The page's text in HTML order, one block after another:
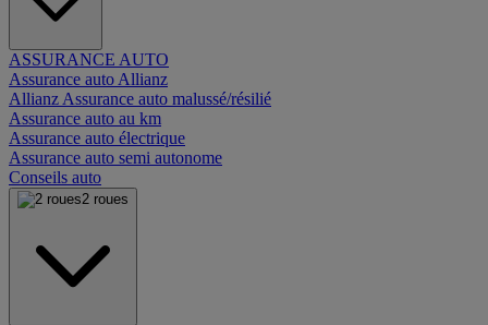
ASSURANCE AUTO
Assurance auto Allianz
Allianz Assurance auto malussé/résilié
Assurance auto au km
Assurance auto électrique
Assurance auto semi autonome
Conseils auto
2 roues